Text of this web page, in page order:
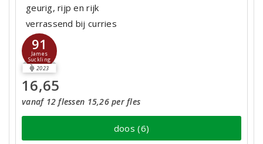
geurig, rijp en rijk
verrassend bij curries
91
James
Suckling
2023
16,65
vanaf 12 flessen 15,26 per fles
doos (6)